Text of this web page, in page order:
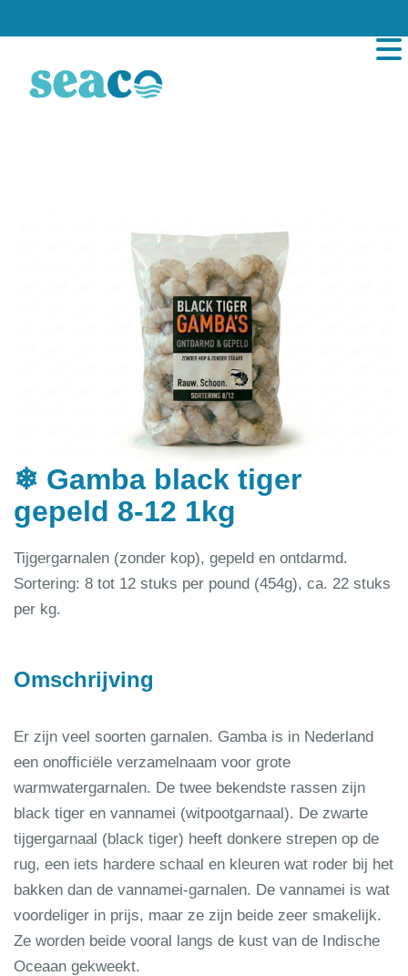
❄ Gamba black tiger
gepeld 8-12 1kg
Tijgergarnalen (zonder kop), gepeld en ontdarmd.
Sortering: 8 tot 12 stuks per pound (454g), ca. 22 stuks
per kg.
Omschrijving
Er zijn veel soorten garnalen. Gamba is in Nederland
een onofficiële verzamelnaam voor grote
warmwatergarnalen. De twee bekendste rassen zijn
black tiger en vannamei (witpootgarnaal). De zwarte
tijgergarnaal (black tiger) heeft donkere strepen op de
rug, een iets hardere schaal en kleuren wat roder bij het
bakken dan de vannamei-garnalen. De vannamei is wat
voordeliger in prijs, maar ze zijn beide zeer smakelijk.
Ze worden beide vooral langs de kust van de Indische
Oceaan gekweekt.